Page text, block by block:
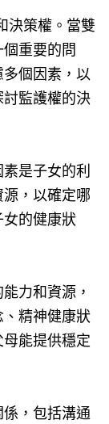
決策權。當雙
重要的問
個因素，以
監護權的決
是子女的利
，以確定哪
的健康狀
力和資源，
精神健康狀
能提供穩定
，包括溝通